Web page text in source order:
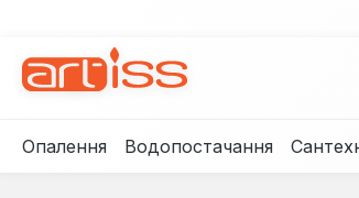
Опалення Водопостачання